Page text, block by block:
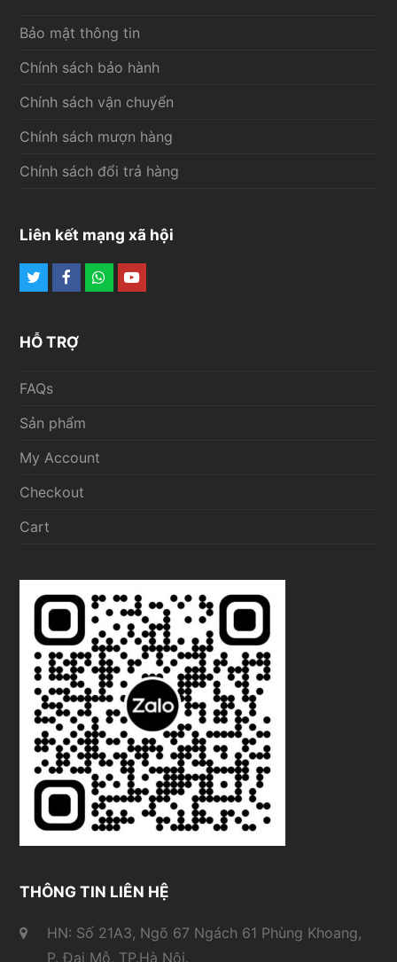
Bảo mật thông tin
Chính sách bảo hành
Chính sách vận chuyển
Chính sách mượn hàng
Chính sách đổi trả hàng
Liên kết mạng xã hội
TwitterFacebook
Whatsapp
Youtube
HỖ TRỢ
FAQs
Sản phẩm
My Account
Checkout
Cart
THÔNG TIN LIÊN HỆ
HN: Số 21A3, Ngõ 67 Ngách 61 Phùng Khoang,
P. Đại Mỗ, TP.Hà Nội.